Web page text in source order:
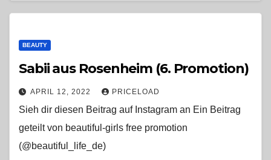
BEAUTY
Sabii aus Rosenheim (6. Promotion)
APRIL 12, 2022 PRICELOAD
Sieh dir diesen Beitrag auf Instagram an Ein Beitrag
geteilt von beautiful-girls free promotion
(@beautiful_life_de)